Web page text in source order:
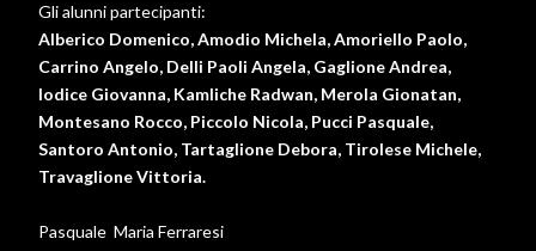
Gli alunni partecipanti:
Alberico Domenico, Amodio Michela, Amoriello Paolo,
Carrino Angelo, Delli Paoli Angela, Gaglione Andrea,
Iodice Giovanna, Kamliche Radwan, Merola Gionatan,
Montesano Rocco, Piccolo Nicola, Pucci Pasquale,
Santoro Antonio, Tartaglione Debora, Tirolese Michele,
Travaglione Vittoria.
Pasquale Maria Ferraresi